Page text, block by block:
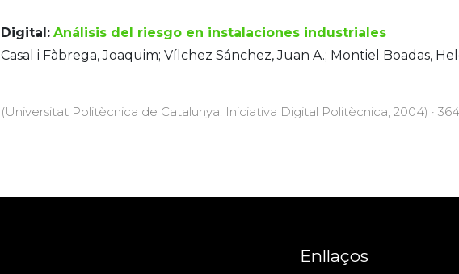
Digital: Análisis del riesgo en instalaciones industriales
Casal i Fàbrega, Joaquim; Vílchez Sánchez, Juan A.; Montiel Boadas,
(Universitat Politècnica de Catalunya. Iniciativa Digital Politècnica, 2004) ·
Enllaços